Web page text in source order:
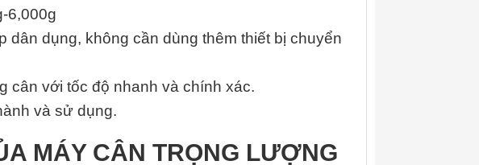
6,000g
dụng, không cần dùng thêm thiết bị chuyển
cân với tốc độ nhanh và chính xác.
và sử dụng.
MÁY CÂN TRỌNG LƯỢNG